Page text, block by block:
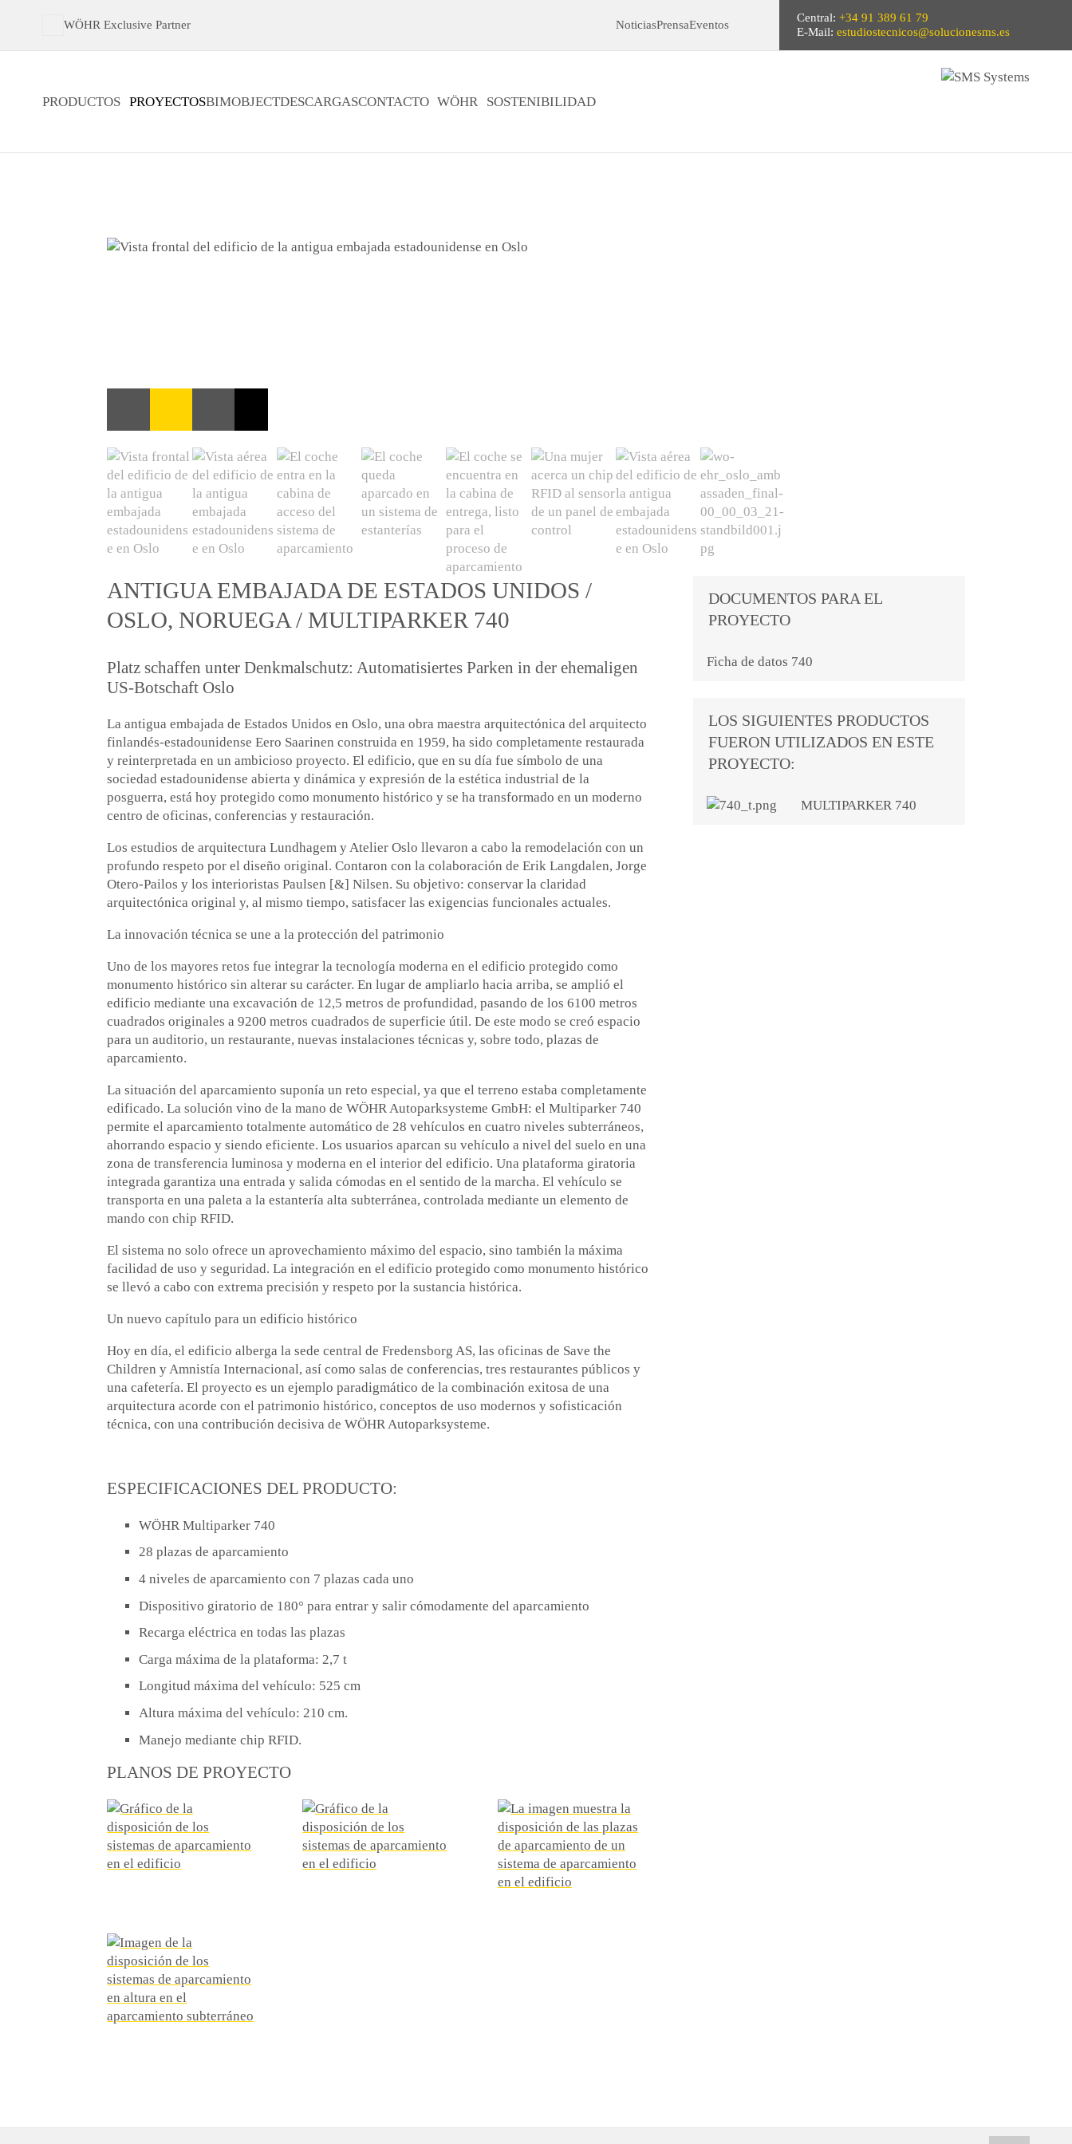
WÖHR Exclusive Partner NoticiasPrensaEventos
Central: +34 91 389 61 79
E-Mail: estudiostecnicos@solucionesms.es
PRODUCTOS PROYECTOSBIMOBJECTDESCARGASCONTACTO WÖHR SOSTENIBILIDAD
ANTIGUA EMBAJADA DE ESTADOS UNIDOS /
OSLO, NORUEGA / MULTIPARKER 740
Platz schaffen unter Denkmalschutz: Automatisiertes Parken in der ehemaligen
US-Botschaft Oslo
La antigua embajada de Estados Unidos en Oslo, una obra maestra arquitectónica del arquitecto
finlandés-estadounidense Eero Saarinen construida en 1959, ha sido completamente restaurada
y reinterpretada en un ambicioso proyecto. El edificio, que en su día fue símbolo de una
sociedad estadounidense abierta y dinámica y expresión de la estética industrial de la
posguerra, está hoy protegido como monumento histórico y se ha transformado en un moderno
centro de oficinas, conferencias y restauración.
Los estudios de arquitectura Lundhagem y Atelier Oslo llevaron a cabo la remodelación con un
profundo respeto por el diseño original. Contaron con la colaboración de Erik Langdalen, Jorge
Otero-Pailos y los interioristas Paulsen [&] Nilsen. Su objetivo: conservar la claridad
arquitectónica original y, al mismo tiempo, satisfacer las exigencias funcionales actuales.
La innovación técnica se une a la protección del patrimonio
Uno de los mayores retos fue integrar la tecnología moderna en el edificio protegido como
monumento histórico sin alterar su carácter. En lugar de ampliarlo hacia arriba, se amplió el
edificio mediante una excavación de 12,5 metros de profundidad, pasando de los 6100 metros
cuadrados originales a 9200 metros cuadrados de superficie útil. De este modo se creó espacio
para un auditorio, un restaurante, nuevas instalaciones técnicas y, sobre todo, plazas de
aparcamiento.
La situación del aparcamiento suponía un reto especial, ya que el terreno estaba completamente
edificado. La solución vino de la mano de WÖHR Autoparksysteme GmbH: el Multiparker 740
permite el aparcamiento totalmente automático de 28 vehículos en cuatro niveles subterráneos,
ahorrando espacio y siendo eficiente. Los usuarios aparcan su vehículo a nivel del suelo en una
zona de transferencia luminosa y moderna en el interior del edificio. Una plataforma giratoria
integrada garantiza una entrada y salida cómodas en el sentido de la marcha. El vehículo se
transporta en una paleta a la estantería alta subterránea, controlada mediante un elemento de
mando con chip RFID.
El sistema no solo ofrece un aprovechamiento máximo del espacio, sino también la máxima
facilidad de uso y seguridad. La integración en el edificio protegido como monumento histórico
se llevó a cabo con extrema precisión y respeto por la sustancia histórica.
Un nuevo capítulo para un edificio histórico
Hoy en día, el edificio alberga la sede central de Fredensborg AS, las oficinas de Save the
Children y Amnistía Internacional, así como salas de conferencias, tres restaurantes públicos y
una cafetería. El proyecto es un ejemplo paradigmático de la combinación exitosa de una
arquitectura acorde con el patrimonio histórico, conceptos de uso modernos y sofisticación
técnica, con una contribución decisiva de WÖHR Autoparksysteme.
ESPECIFICACIONES DEL PRODUCTO:
WÖHR Multiparker 740
28 plazas de aparcamiento
4 niveles de aparcamiento con 7 plazas cada uno
Dispositivo giratorio de 180° para entrar y salir cómodamente del aparcamiento
Recarga eléctrica en todas las plazas
Carga máxima de la plataforma: 2,7 t
Longitud máxima del vehículo: 525 cm
Altura máxima del vehículo: 210 cm.
Manejo mediante chip RFID.
PLANOS DE PROYECTO
DOCUMENTOS PARA EL
PROYECTO
Ficha de datos 740
LOS SIGUIENTES PRODUCTOS
FUERON UTILIZADOS EN ESTE
PROYECTO:
MULTIPARKER 740